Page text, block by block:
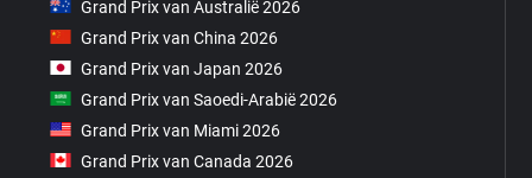
Grand Prix van Australië 2026
Grand Prix van China 2026
Grand Prix van Japan 2026
Grand Prix van Saoedi-Arabië 2026
Grand Prix van Miami 2026
Grand Prix van Canada 2026